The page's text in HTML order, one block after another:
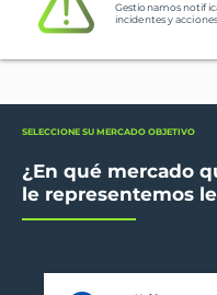
Gestionamos
incidentes y
SELECCIONE SU MERCADO OBJETIVO
¿En qué mercado
le representemos